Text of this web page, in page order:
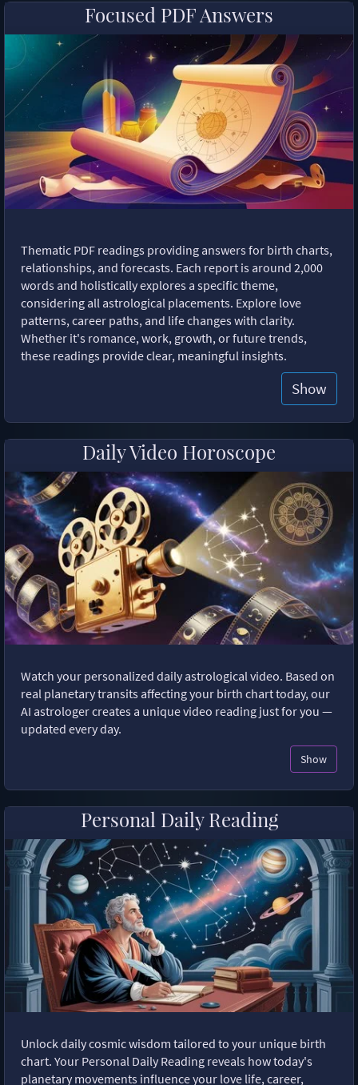
Focused PDF Answers
Thematic PDF readings providing answers for birth charts,
relationships, and forecasts. Each report is around 2,000
words and holistically explores a specific theme,
considering all astrological placements. Explore love
patterns, career paths, and life changes with clarity.
Whether it's romance, work, growth, or future trends,
these readings provide clear, meaningful insights.
Show
Daily Video Horoscope
Watch your personalized daily astrological video. Based on
real planetary transits affecting your birth chart today, our
AI astrologer creates a unique video reading just for you —
updated every day.
Show
Personal Daily Reading
Unlock daily cosmic wisdom tailored to your unique birth
chart. Your Personal Daily Reading reveals how today's
planetary movements influence your love life, career,